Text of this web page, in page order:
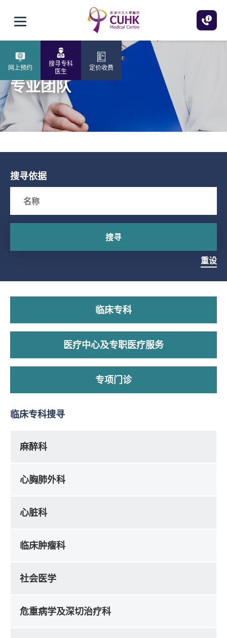
打开选单
网上预约
搜寻专科
医生
定价收费
专业团队
搜寻依据
搜寻
重设
临床专科
医疗中心及专职医疗服务
专项门诊
临床专科搜寻
麻醉科
心胸肺外科
心脏科
临床肿瘤科
社会医学
危重病学及深切治疗科